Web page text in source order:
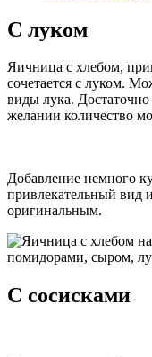
С луком
Яичница с хлебом,
сочетается с луком.
виды лука.
желании количество
Добавление немного
привлекательный вид
оригинальным.
С сосисками